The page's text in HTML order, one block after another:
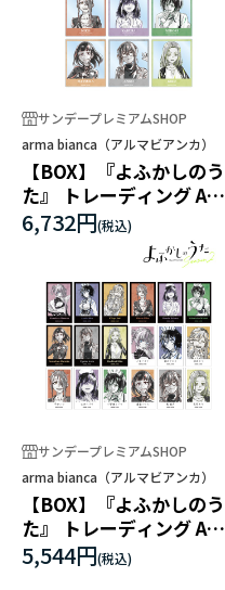
サンデープレミアムSHOP
arma bianca（アルマビアンカ）
【BOX】『よふかしのう
た』 トレーディング Ani-
Art BLACK LABEL アクリ
ルカード
6,732円
サンデープレミアムSHOP
arma bianca（アルマビアンカ）
【BOX】『よふかしのう
た』 トレーディング Ani-
Art BLACK LABEL イラス
トカード
5,544円